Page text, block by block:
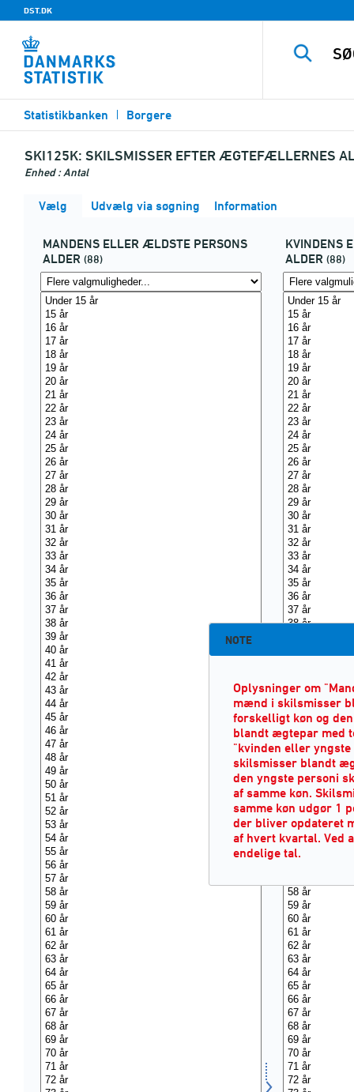
DST.DK
Statistikbanken Borgere
SKI125K: SKILSMISSER EFTER ÆGTEFÆLLERNES
Enhed : Antal
Vælg Udvælg via søgning Information
MANDENS ELLER ÆLDSTE PERSONS
ALDER (88)
KVINDENS
ALDER (88)
NOTE
Oplysninger om
mænd i skilsmisser
forskelligt køn og
blandt ægtepar med
"kvinden eller
skilsmisser blandt
den yngste personi
af samme køn.
samme køn udgør 1
der bliver opdateret
af hvert kvartal. Ved
endelige tal.